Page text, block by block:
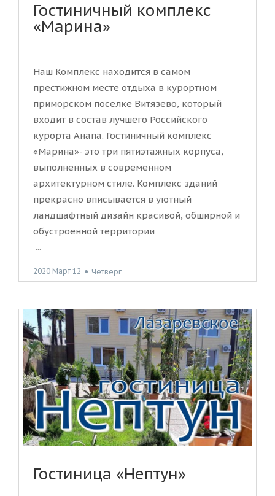
Гостиничный комплекс
«Марина»
Наш Комплекс находится в самом
престижном месте отдыха в курортном
приморском поселке Витязево, который
входит в состав лучшего Российского
курорта Анапа. Гостиничный комплекс
«Марина»- это три пятиэтажных корпуса,
выполненных в современном
архитектурном стиле. Комплекс зданий
прекрасно вписывается в уютный
ландшафтный дизайн красивой, обширной и
обустроенной территории
...
2020 Март 12 ● Четверг
Гостиница «Нептун»